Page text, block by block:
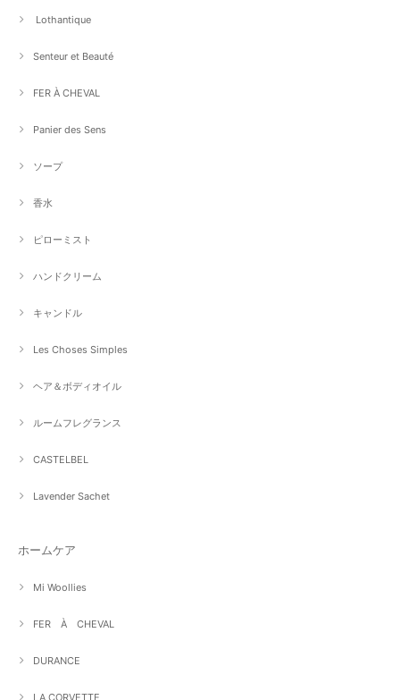
Lothantique
Senteur et Beauté
FER À CHEVAL
Panier des Sens
ソープ
香水
ピローミスト
ハンドクリーム
キャンドル
Les Choses Simples
ヘア＆ボディオイル
ルームフレグランス
CASTELBEL
Lavender Sachet
ホームケア
Mi Woollies
FER À CHEVAL
DURANCE
LA CORVETTE